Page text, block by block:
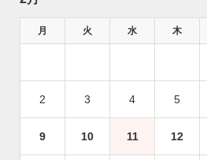
月 火 水 木
2 3 4 5
9 10 11 12